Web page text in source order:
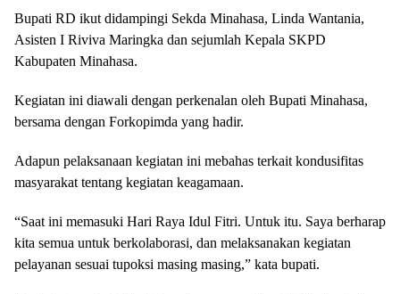
Bupati RD ikut didampingi Sekda Minahasa, Linda Wantania,
Asisten I Riviva Maringka dan sejumlah Kepala SKPD
Kabupaten Minahasa.
Kegiatan ini diawali dengan perkenalan oleh Bupati Minahasa,
bersama dengan Forkopimda yang hadir.
Adapun pelaksanaan kegiatan ini mebahas terkait kondusifitas
masyarakat tentang kegiatan keagamaan.
“Saat ini memasuki Hari Raya Idul Fitri. Untuk itu. Saya berharap
kita semua untuk berkolaborasi, dan melaksanakan kegiatan
pelayanan sesuai tupoksi masing masing,” kata bupati.